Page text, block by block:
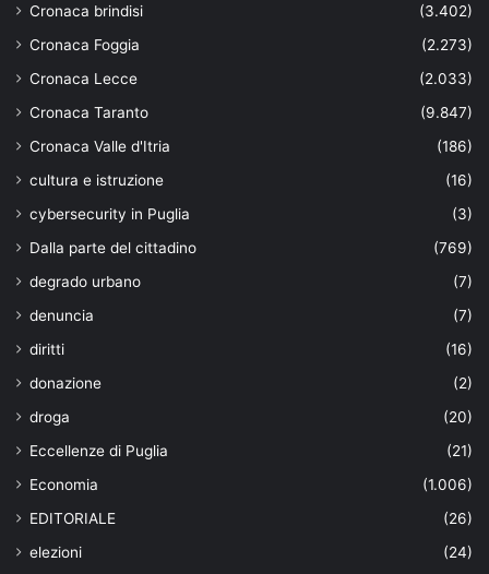
Cronaca brindisi
(3.402)
Cronaca Foggia
(2.273)
Cronaca Lecce
(2.033)
Cronaca Taranto
(9.847)
Cronaca Valle d'Itria
(186)
cultura e istruzione
(16)
cybersecurity in Puglia
(3)
Dalla parte del cittadino
(769)
degrado urbano
(7)
denuncia
(7)
diritti
(16)
donazione
(2)
droga
(20)
Eccellenze di Puglia
(21)
Economia
(1.006)
EDITORIALE
(26)
elezioni
(24)